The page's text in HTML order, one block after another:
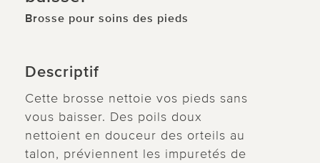
Brosse pour soins des pieds
Descriptif
Cette brosse nettoie vos pieds sans
vous baisser. Des poils doux
nettoient en douceur des orteils au
talon, préviennent les impuretés de